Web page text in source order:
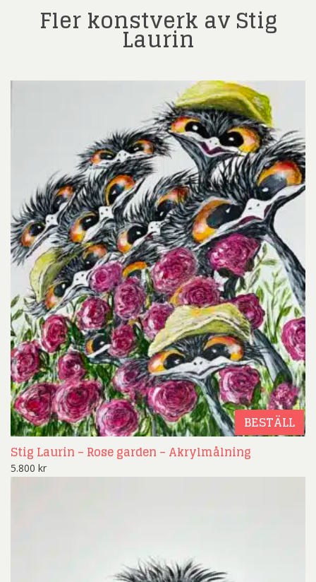
Fler konstverk av Stig
Laurin
BESTÄLL
Stig Laurin – Rose garden – Akrylmålning
5.800 kr